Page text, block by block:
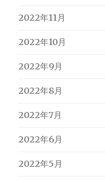
2022年11月
2022年10月
2022年9月
2022年8月
2022年7月
2022年6月
2022年5月